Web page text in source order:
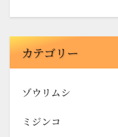
カテゴリー
ゾウリムシ
ミジンコ